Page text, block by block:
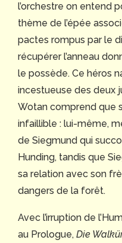
l’orchestre on entend
thème de l’épée
pactes rompus par le
récupérer l’anneau
le possède. Ce héros
incestueuse des deux
Wotan comprend que
infaillible : lui-même,
de Siegmund qui
Hunding, tandis que
sa relation avec son
dangers de la forêt.
Avec l’irruption de
au Prologue, Die